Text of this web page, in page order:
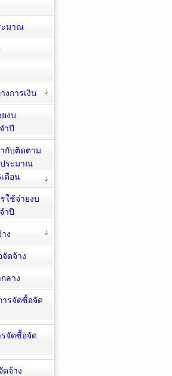
มาณ
งการเงิน
งบ
ำปี
กับติดตาม
ประมาณ
ดือน
ใช้จ่ายงบ
ำปี
ง
ดจ้าง
ลาง
รจัดซื้อจัด
จัดซื้อจัด
จ้าง